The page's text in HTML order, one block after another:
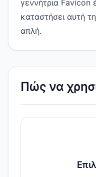
γεννήτρια Favicon
καταστήσει αυτή
απλή.
Πώς να